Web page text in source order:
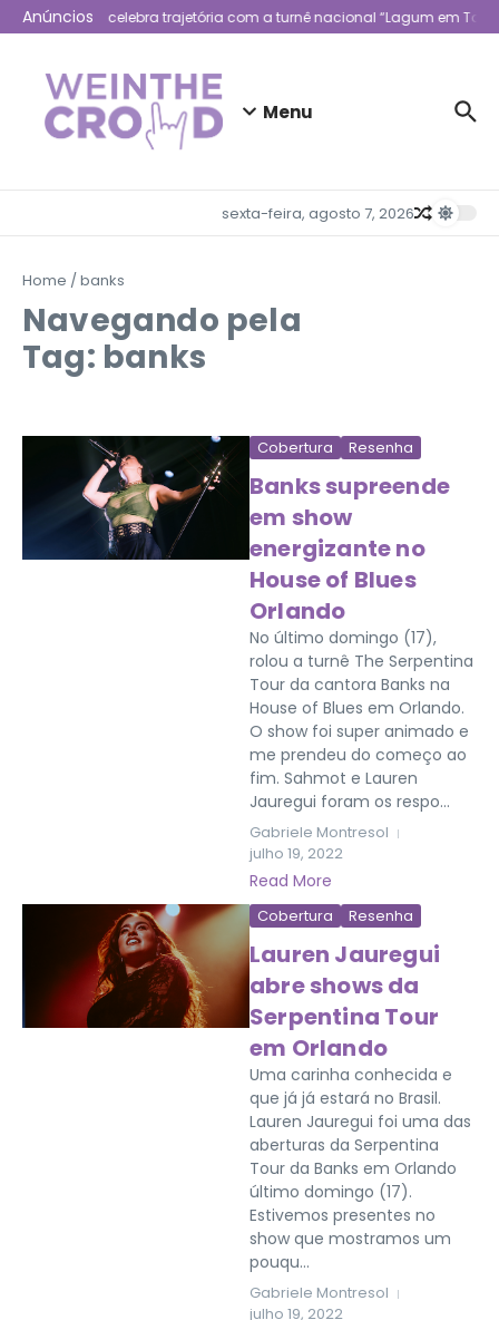
Ir para o conteúdo
Anúncios
Lagum celebra trajetória com a turnê nacional “Lagum em Todo
Menu
sexta-feira, agosto 7, 2026
Home /banks
Navegando pela
Tag: banks
Cobertura Resenha
Banks supreende
em show
energizante no
House of Blues
Orlando
No último domingo (17),
rolou a turnê The Serpentina
Tour da cantora Banks na
House of Blues em Orlando.
O show foi super animado e
me prendeu do começo ao
fim. Sahmot e Lauren
Jauregui foram os respo...
Gabriele Montresol
julho 19, 2022
Read More
Cobertura Resenha
Lauren Jauregui
abre shows da
Serpentina Tour
em Orlando
Uma carinha conhecida e
que já já estará no Brasil.
Lauren Jauregui foi uma das
aberturas da Serpentina
Tour da Banks em Orlando
último domingo (17).
Estivemos presentes no
show que mostramos um
pouqu...
Gabriele Montresol
julho 19, 2022